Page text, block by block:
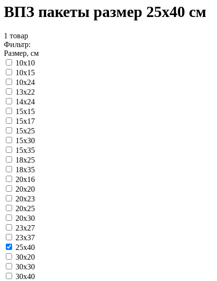
ВПЗ пакеты размер 25x40 см
1 товар
Фильтр:
Размер, см
10x10
10x15
10x24
13x22
14x24
15x15
15x17
15x25
15x30
15x35
18x25
18x35
20x16
20x20
20x23
20x25
20x30
23x27
23x37
25x40
30x20
30x30
30x40